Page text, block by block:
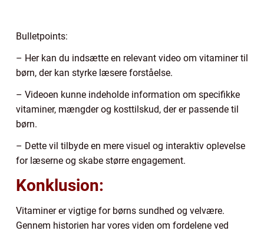
Bulletpoints:
– Her kan du indsætte en relevant video om vitaminer til
børn, der kan styrke læsere forståelse.
– Videoen kunne indeholde information om specifikke
vitaminer, mængder og kosttilskud, der er passende til
børn.
– Dette vil tilbyde en mere visuel og interaktiv oplevelse
for læserne og skabe større engagement.
Konklusion:
Vitaminer er vigtige for børns sundhed og velvære.
Gennem historien har vores viden om fordelene ved